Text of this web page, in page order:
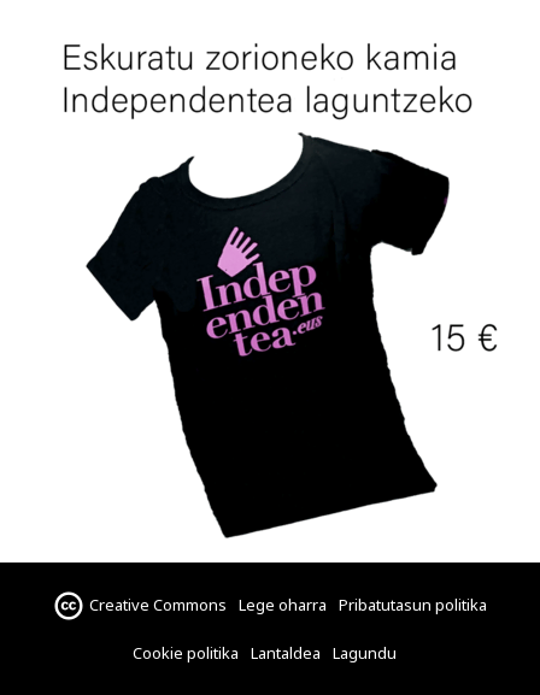
Creative Commons Lege oharra Pribatutasun politika
Cookie politika Lantaldea Lagundu